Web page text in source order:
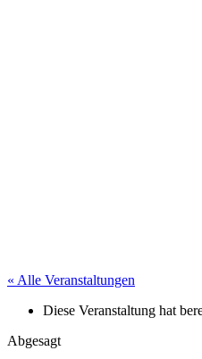
« Alle Veranstaltungen
Diese Veranstaltung hat
Abgesagt